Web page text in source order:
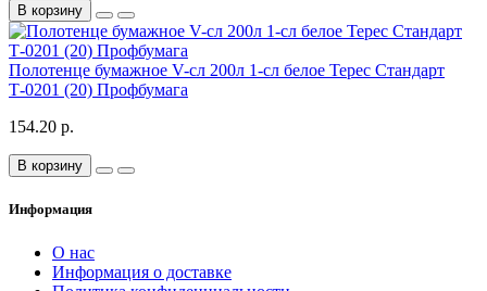
В корзину
Полотенце бумажное V-сл 200л 1-сл белое Терес Стандарт
Т-0201 (20) Профбумага
154.20 р.
В корзину
Информация
О нас
Информация о доставке